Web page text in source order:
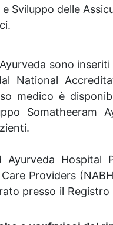
e Sviluppo delle
sono
National
medico è
Somatheeram
Ayurveda
Providers
presso il